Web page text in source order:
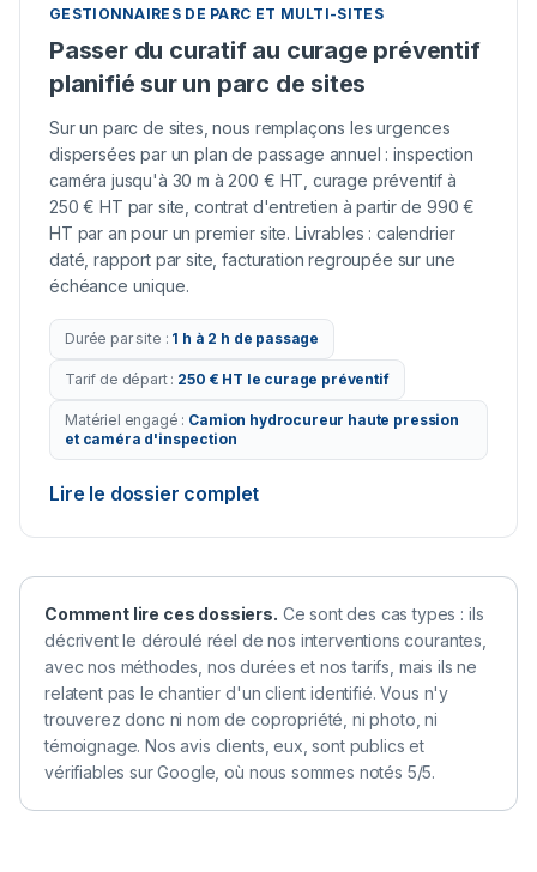
GESTIONNAIRES DE PARC ET MULTI-SITES
Passer du curatif au curage préventif
planifié sur un parc de sites
Sur un parc de sites, nous remplaçons les urgences
dispersées par un plan de passage annuel : inspection
caméra jusqu'à 30 m à 200 € HT, curage préventif à
250 € HT par site, contrat d'entretien à partir de 990 €
HT par an pour un premier site. Livrables : calendrier
daté, rapport par site, facturation regroupée sur une
échéance unique.
Durée par site : 1 h à 2 h de passage
Tarif de départ: 250 € HT le curage préventif
Matériel engagé : Camion hydrocureur haute pression
et caméra d'inspection
Lire le dossier complet
Comment lire ces dossiers. Ce sont des cas types : ils
décrivent le déroulé réel de nos interventions courantes,
avec nos méthodes, nos durées et nos tarifs, mais ils ne
relatent pas le chantier d'un client identifié. Vous n'y
trouverez donc ni nom de copropriété, ni photo, ni
témoignage. Nos avis clients, eux, sont publics et
vérifiables sur Google, où nous sommes notés 5/5.